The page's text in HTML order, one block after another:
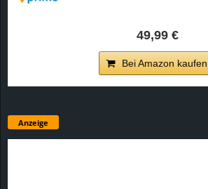
49,99 €
Bei Amazon kaufen
Anzeige